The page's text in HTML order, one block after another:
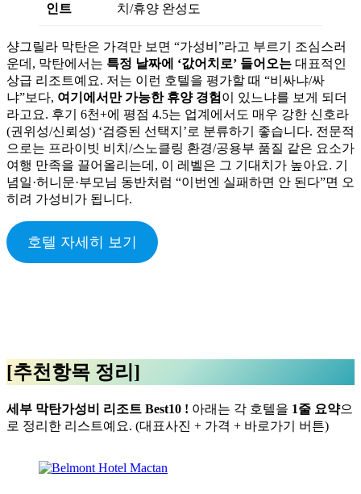
인트
치/휴양 완성도
샹그릴라 막탄은 가격만 보면 “가성비”라고 부르기 조심스러
운데, 막탄에서는 특정 날짜에 ‘값어치로’ 들어오는 대표적인
상급 리조트예요. 저는 이런 호텔을 평가할 때 “비싸냐/싸
냐”보다, 여기에서만 가능한 휴양 경험 이 있느냐를 보게 되더
라고요. 후기 6천+에 평점 4.5는 업계에서도 매우 강한 신호라
(권위성/신뢰성) ‘검증된 선택지’로 분류하기 좋습니다. 전문적
으로는 프라이빗 비치/스노클링 환경/공용부 품질 같은 요소가
여행 만족을 끌어올리는데, 이 레벨은 그 기대치가 높아요. 기
념일·허니문·부모님 동반처럼 “이번엔 실패하면 안 된다”면 오
히려 가성비가 됩니다.
호텔 자세히 보기
[추천항목 정리]
세부 막탄가성비 리조트 Best10 ! 아래는 각 호텔을 1줄 요약으
로 정리한 리스트예요. (대표사진 + 가격 + 바로가기 버튼)